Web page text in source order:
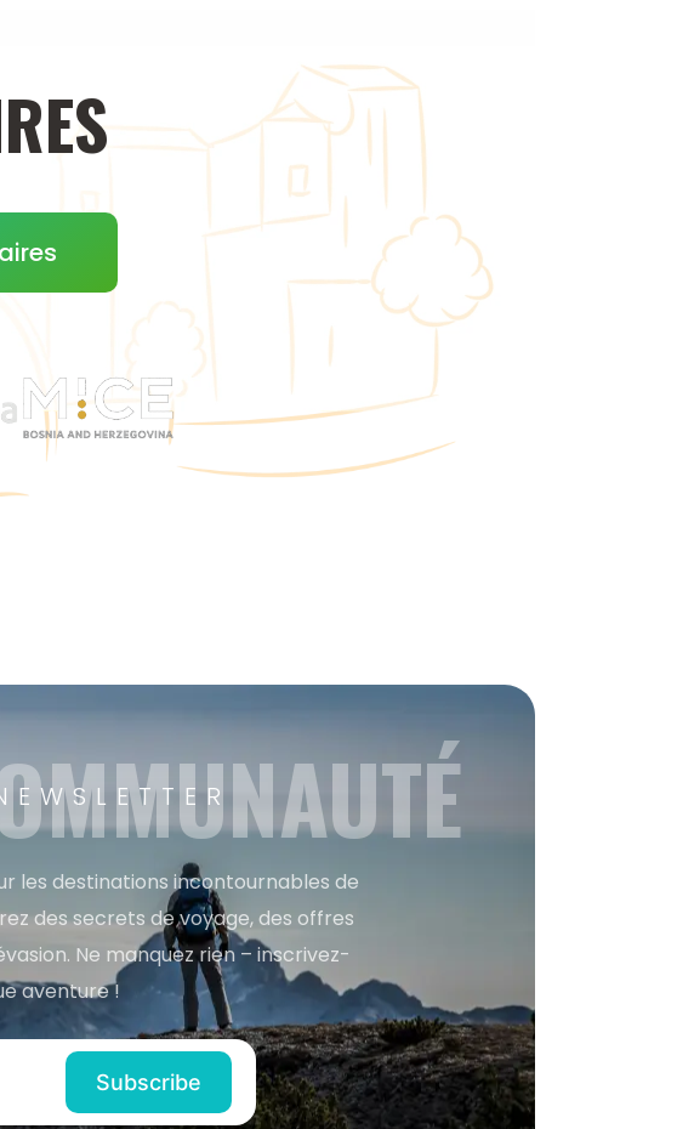
les destinations incontournables de
des secrets de voyage, des offres
Ne manquez rien – inscrivez-
aventure !